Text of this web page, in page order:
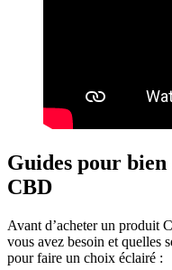
Guides pour
CBD
Avant d’acheter un produit
vous avez besoin et quelles
pour faire un choix éclairé :